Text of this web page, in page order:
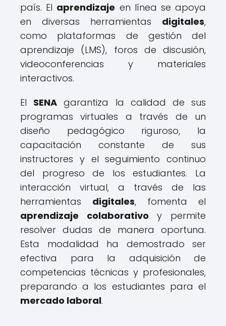
país. El aprendizaje en línea se apoya
en diversas herramientas digitales,
como plataformas de gestión del
aprendizaje (LMS), foros de discusión,
videoconferencias y materiales
interactivos.
El SENA garantiza la calidad de sus
programas virtuales a través de un
diseño pedagógico riguroso, la
capacitación constante de sus
instructores y el seguimiento continuo
del progreso de los estudiantes. La
interacción virtual, a través de las
herramientas digitales, fomenta el
aprendizaje colaborativo y permite
resolver dudas de manera oportuna.
Esta modalidad ha demostrado ser
efectiva para la adquisición de
competencias técnicas y profesionales,
preparando a los estudiantes para el
mercado laboral.